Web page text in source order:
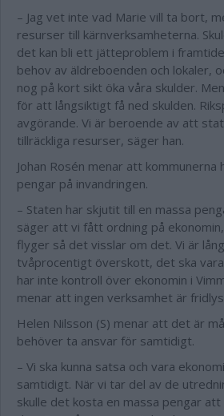
– Jag vet inte vad Marie vill ta bort,
resurser till kärnverksamheterna.
det kan bli ett jätteproblem i
behov av äldreboenden och lokaler,
nog på kort sikt öka våra skulder.
för att långsiktigt få ned skulden.
avgörande. Vi är beroende av att
tillräckliga resurser, säger han.
Johan Rosén menar att
pengar på invandringen.
– Staten har skjutit till en massa
säger att vi fått ordning på
flyger så det visslar om det. Vi är
tvåprocentigt överskott, det ska
har inte kontroll över ekonomin i
menar att ingen verksamhet är
Helen Nilsson (S) menar att det är
behöver ta ansvar för samtidigt.
– Vi ska kunna satsa och vara
samtidigt. När vi tar del av de
skulle det kosta en massa pengar att